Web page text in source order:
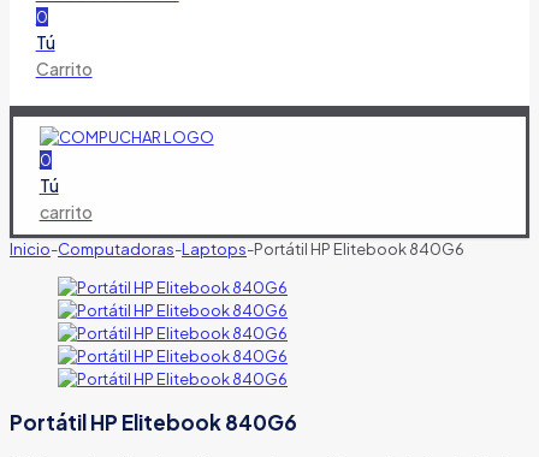
0
Tú
Carrito
0
Tú
carrito
Inicio-Computadoras-Laptops-Portátil HP Elitebook 840G6
Portátil HP Elitebook 840G6